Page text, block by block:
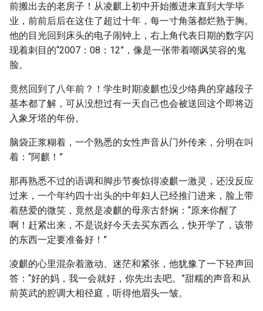
前搬出去的老房子！从凌麒上初中开始搬进来直到大学毕
业，前前后后在这住了超过十年，每一寸角落都烂熟于胸。
他的目光回到床头的电子闹钟上，右上角代表日期的数字闪
现着刺目的“2007：08：12”，像是一张带着嘲讽笑容的鬼
脸。
竟然回到了八年前？！学生时期凌麒也没少络典的穿越段子
基本都了解，可从没想过有一天自己也会被送回这个即将迈
入象牙塔的年份。
脑袋正浆糊着，一个熟悉的女性声音从门外传来，分明在叫
着：“阿麒！”
那再熟悉不过的语调和脚步节奏惊得凌麒一激灵，还没反应
过来，一个年约四十出头的中年妇人已经推门进来，脸上带
着慈爱的微笑，竟然是凌麒的母亲古舒娴：“原来你醒了
啊！赶紧出来，不是说好今天去买东西么，快开学了，该带
的东西一定要准备好！”
凌麒的心里混杂着激动、迷茫和紧张，他犹豫了一下轻声回
答：“好的妈，我一会就好，你先出去吧。”甜糯的声音和从
前英武的腔调大相径庭，听得他眉头一皱。